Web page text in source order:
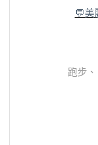
💬美
跑步